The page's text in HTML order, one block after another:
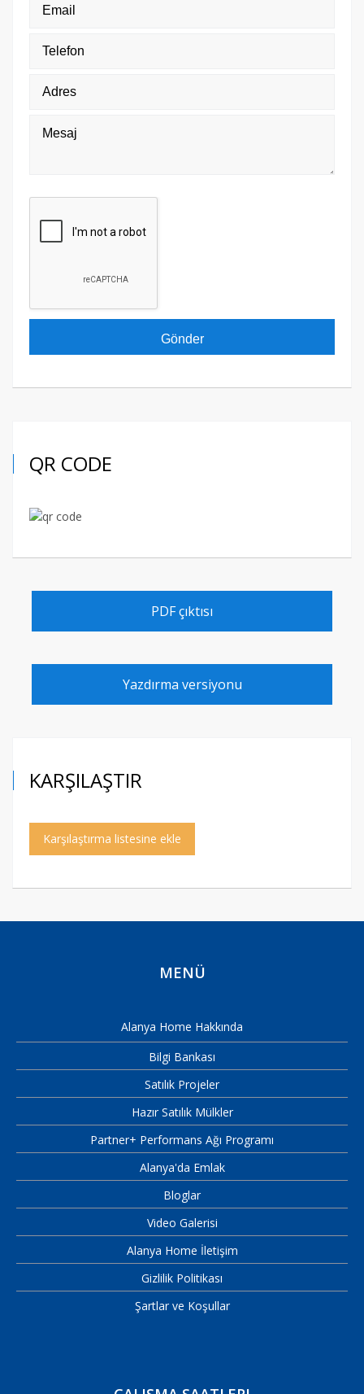
QR CODE
PDF çıktısı
Yazdırma versiyonu
KARŞILAŞTIR
Karşılaştırma listesine ekle
MENÜ
Alanya Home Hakkında
Bilgi Bankası
Satılık Projeler
Hazır Satılık Mülkler
Partner+ Performans Ağı Programı
Alanya'da Emlak
Bloglar
Video Galerisi
Alanya Home İletişim
Gizlilik Politikası
Şartlar ve Koşullar